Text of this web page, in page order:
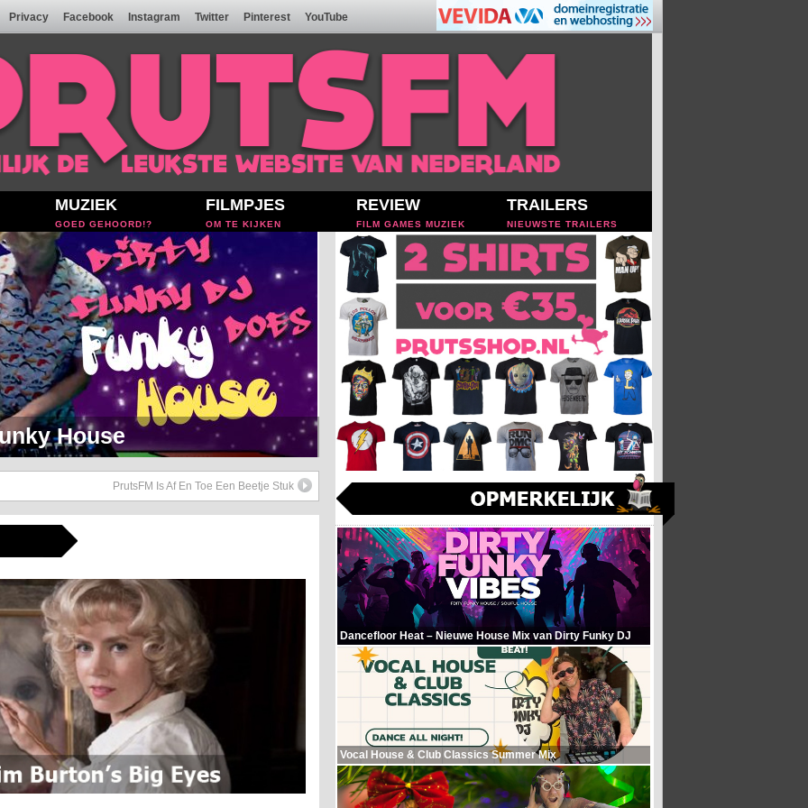
Privacy Facebook Instagram Twitter Pinterest YouTube
MUZIEK
GOED GEHOORD!?
FILMPJES
OM TE KIJKEN
REVIEW
FILM GAMES MUZIEK
TRAILERS
NIEUWSTE TRAILERS
Soul Setje
PrutsFM Is Af En Toe Een Beetje Stuk
Dancefloor Heat – Nieuwe House Mix van Dirty Funky DJ
Vocal House & Club Classics Summer Mix